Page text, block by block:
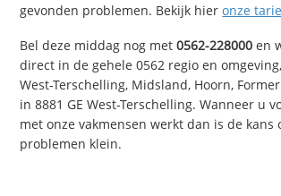
gevonden problemen. Bekijk hieronze
Bel deze middag nog met0562-228000 en
direct in de gehele 0562 regio en
West-Terschelling, Midsland, Hoorn,
in 8881 GE West-Terschelling. Wanneer u
met onze vakmensen werkt dan is de kans
problemen klein.